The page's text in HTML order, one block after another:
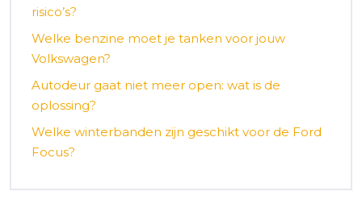
risico’s?
Welke benzine moet je tanken voor jouw
Volkswagen?
Autodeur gaat niet meer open: wat is de
oplossing?
Welke winterbanden zijn geschikt voor de Ford
Focus?